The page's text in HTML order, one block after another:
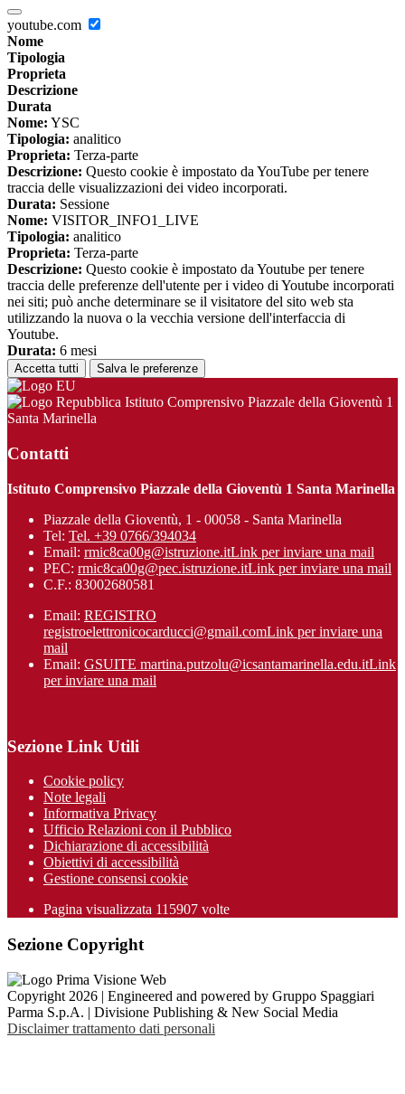
youtube.com
Nome
Tipologia
Proprieta
Descrizione
Durata
Nome: YSC
Tipologia: analitico
Proprieta: Terza-parte
Descrizione: Questo cookie è impostato da YouTube per tenere
traccia delle visualizzazioni dei video incorporati.
Durata: Sessione
Nome: VISITOR_INFO1_LIVE
Tipologia: analitico
Proprieta: Terza-parte
Descrizione: Questo cookie è impostato da Youtube per tenere
traccia delle preferenze dell'utente per i video di Youtube incorporati
nei siti; può anche determinare se il visitatore del sito web sta
utilizzando la nuova o la vecchia versione dell'interfaccia di
Youtube.
Durata: 6 mesi
Accetta tutti Salva le preferenze
Istituto Comprensivo Piazzale della Gioventù 1
Santa Marinella
Contatti
Istituto Comprensivo Piazzale della Gioventù 1 Santa Marinella
Piazzale della Gioventù, 1 - 00058 - Santa Marinella
Tel: Tel. +39 0766/394034
Email: rmic8ca00g@istruzione.itLink per inviare una mail
PEC: rmic8ca00g@pec.istruzione.itLink per inviare una mail
C.F.: 83002680581
Email: REGISTRO
registroelettronicocarducci@gmail.comLink per inviare una
mail
Email: GSUITE martina.putzolu@icsantamarinel​la.edu.itLink
per inviare una mail
Sezione Link Utili
Cookie policy
Note legali
Informativa Privacy
Ufficio Relazioni con il Pubblico
Dichiarazione di accessibilità
Obiettivi di accessibilità
Gestione consensi cookie
Pagina visualizzata 115907 volte
Sezione Copyright
Copyright 2026 | Engineered and powered by Gruppo Spaggiari
Parma S.p.A. | Divisione Publishing & New Social Media
Disclaimer trattamento dati personali